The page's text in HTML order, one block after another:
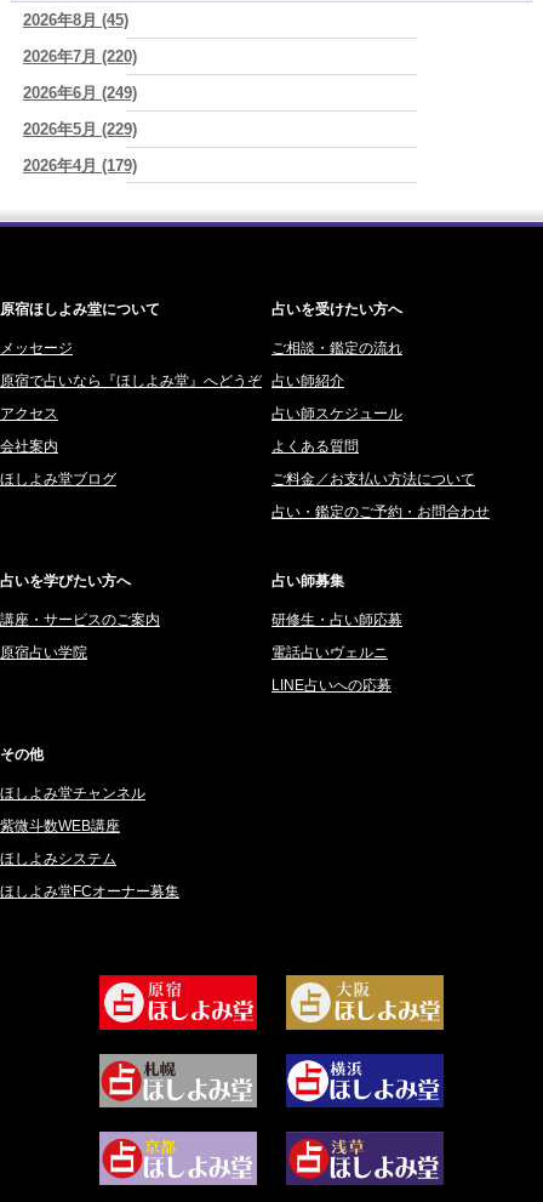
「いいお母さん」という仮面を外した日に、鏡の中に立っていたのは
誰でしたか」 (芽百マミム)
2026/08/07
「運命の人を探して何年も迷った。でも最後に気づく…本当に人生を
狂わせるのは『誰を好きになったか』ではなく、『間違ったタイミン
グを運命だと信じたこと』だった
2026/08/06
増える日は、心にも余裕がある証拠かもしれません (プラタ 真寿)
由)
一之森 陽柑 (26)
椰奈空 (64)
ワカリミ (1)
神楽峰ヴィスカ (10)
赤羽うさぎ (341)
橘メルロ (7)
鈴喜みわこ (8)
鯖ノ実 ソニン (19)
愛音ソナタ (16)
紫村 明世 (34)
サーペント (92)
さてら (94)
桜望巴千 (270)
綺咲みゆき (22)
比呂 酒井 (59)
ロザリン (157)
坂宮 鈴果 (82)
尾羽奈美海 (95)
藻那ムール (2)
白丸モカ (180)
水浅葱 旬時 (150)
2026年8月 (45)
2026年7月 (220)
2026年6月 (249)
2026年5月 (229)
2026年4月 (179)
2025年12月 (201)
2025年11月 (252)
2025年10月 (242)
2025年9月 (196)
2025年8月 (182)
2024年12月 (57)
2024年11月 (38)
2024年10月 (36)
2024年9月 (39)
2024年8月 (45)
2024年5月 (92)
2024年3月 (49)
2024年2月 (40)
2024年1月 (63)
2023年12月 (86)
原宿ほしよみ堂について
メッセージ
原宿で占いなら『ほしよみ堂』へどうぞ
アクセス
会社案内
ほしよみ堂ブログ
占いを受けたい方へ
ご相談・鑑定の流れ
占い師紹介
占い師スケジュール
よくある質問
ご料金／お支払い方法について
占い・鑑定のご予約・お問合わせ
占いを学びたい方へ
講座・サービスのご案内
原宿占い学院
占い師募集
研修生・占い師応募
電話占いヴェルニ
LINE占いへの応募
その他
ほしよみ堂チャンネル
紫微斗数WEB講座
ほしよみシステム
ほしよみ堂FCオーナー募集